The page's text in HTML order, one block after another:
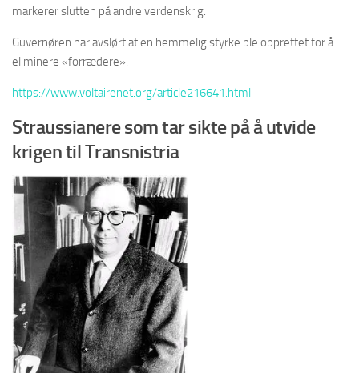
markerer slutten på andre verdenskrig.
Guvernøren har avslørt at en hemmelig styrke ble opprettet for å
eliminere «forrædere».
https://www.voltairenet.org/article216641.html
Straussianere som tar sikte på å utvide
krigen til Transnistria